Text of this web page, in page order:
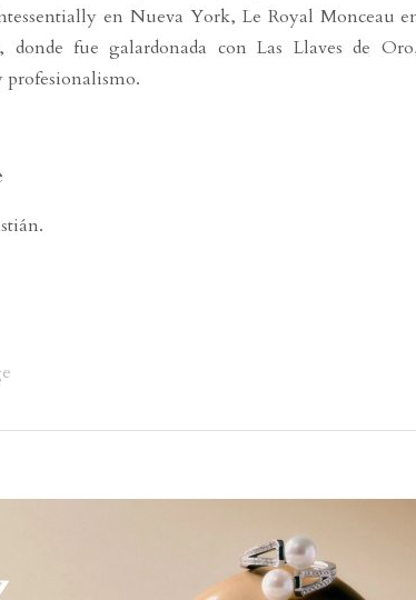
en Nueva York, Le Royal Monceau
donde fue galardonada con Las Llaves de
profesionalismo.